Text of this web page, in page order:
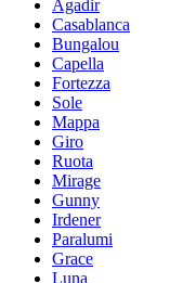
Agadir
Casablanca
Bungalou
Capella
Fortezza
Sole
Mappa
Giro
Ruota
Mirage
Gunny
Irdener
Paralumi
Grace
Luna